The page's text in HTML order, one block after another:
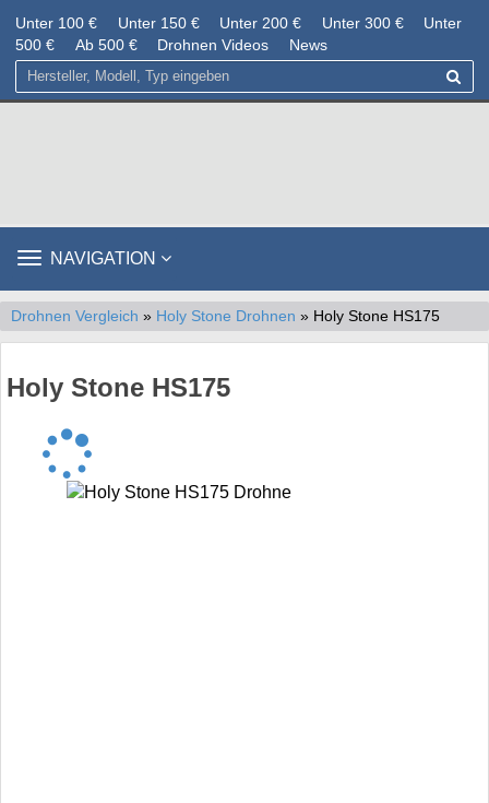
Unter 100 € Unter 150 € Unter 200 € Unter 300 €
Unter
500 €
Ab 500 € Drohnen Videos News
TOGGLE
NAVIGATION
Drohnen Vergleich » Holy Stone Drohnen » Holy Stone HS175
Holy Stone HS175